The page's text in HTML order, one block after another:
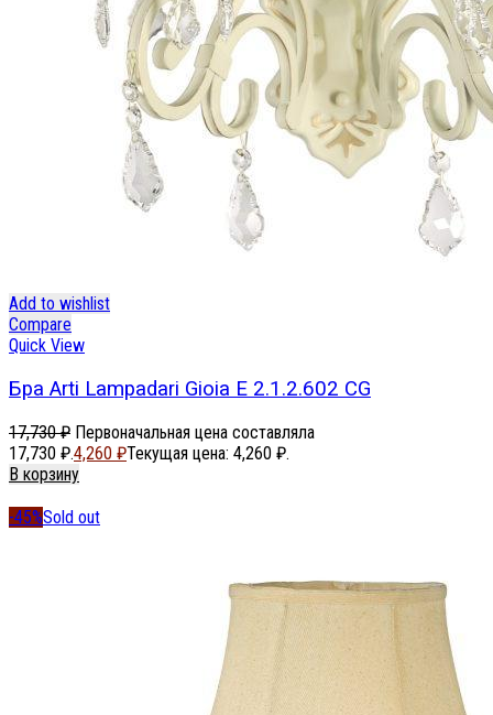
Add to wishlist
Compare
Quick View
Бра Arti Lampadari Gioia E 2.1.2.602 CG
17,730₽ Первоначальная цена составляла
17,730 ₽.4,260 ₽Текущая цена: 4,260 ₽.
В корзину
-45%Sold out